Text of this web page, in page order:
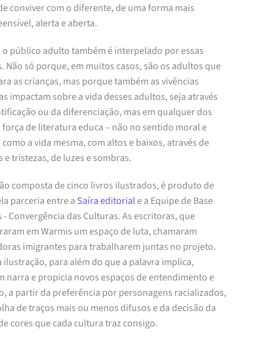
conviver com o diferente, de uma forma mais
alerta e aberta.
o público adulto também é interpelado por essas
Não só porque, em muitos casos, são os adultos que
as crianças, mas porque também as vivências
impactam sobre a vida desses adultos, seja através
ou da diferenciação, mas em qualquer dos
força de literatura educa – não no sentido moral e
como a vida mesma, com altos e baixos, através de
e tristezas, de luzes e sombras.
composta de cinco livros ilustrados, é produto de
parceria entre a Saíra editoriale a Equipe de Base
- Convergência das Culturas. As escritoras, que
em Warmis um espaço de luta, chamaram
imigrantes para trabalharem juntas no projeto.
ilustração, para além do que a palavra implica,
narra e propicia novos espaços de entendimento e
a partir da preferência por personagens racializados,
de traços mais ou menos difusos e da decisão da
cores que cada cultura traz consigo.